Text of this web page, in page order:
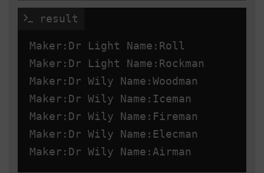
result
Maker:Dr Light Name:Roll
Maker:Dr Light Name:Rockman
Maker:Dr Wily Name:Woodman
Maker:Dr Wily Name:Iceman
Maker:Dr Wily Name:Fireman
Maker:Dr Wily Name:Elecman